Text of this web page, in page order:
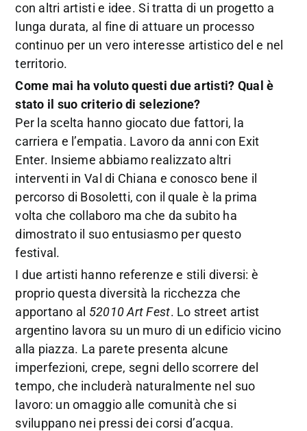
con altri artisti e idee. Si tratta di un progetto a
lunga durata, al fine di attuare un processo
continuo per un vero interesse artistico del e nel
territorio.
Come mai ha voluto questi due artisti? Qual è
stato il suo criterio di selezione?
Per la scelta hanno giocato due fattori, la
carriera e l’empatia. Lavoro da anni con Exit
Enter. Insieme abbiamo realizzato altri
interventi in Val di Chiana e conosco bene il
percorso di Bosoletti, con il quale è la prima
volta che collaboro ma che da subito ha
dimostrato il suo entusiasmo per questo
festival.
I due artisti hanno referenze e stili diversi: è
proprio questa diversità la ricchezza che
apportano al 52010 Art Fest. Lo street artist
argentino lavora su un muro di un edificio vicino
alla piazza. La parete presenta alcune
imperfezioni, crepe, segni dello scorrere del
tempo, che includerà naturalmente nel suo
lavoro: un omaggio alle comunità che si
sviluppano nei pressi dei corsi d’acqua.